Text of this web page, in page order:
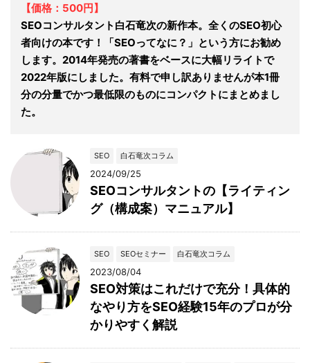
【価格：500円】
SEOコンサルタント白石竜次の新作本。全くのSEO初心
者向けの本です！「SEOってなに？」という方にお勧め
します。2014年発売の著書をベースに大幅リライトで
2022年版にしました。有料で申し訳ありませんが本1冊
分の分量でかつ最低限のものにコンパクトにまとめまし
た。
SEO 白石竜次コラム
2024/09/25
SEOコンサルタントの【ライティン
グ（構成案）マニュアル】
SEO SEOセミナー 白石竜次コラム
2023/08/04
SEO対策はこれだけで充分！具体的
なやり方をSEO経験15年のプロが分
かりやすく解説